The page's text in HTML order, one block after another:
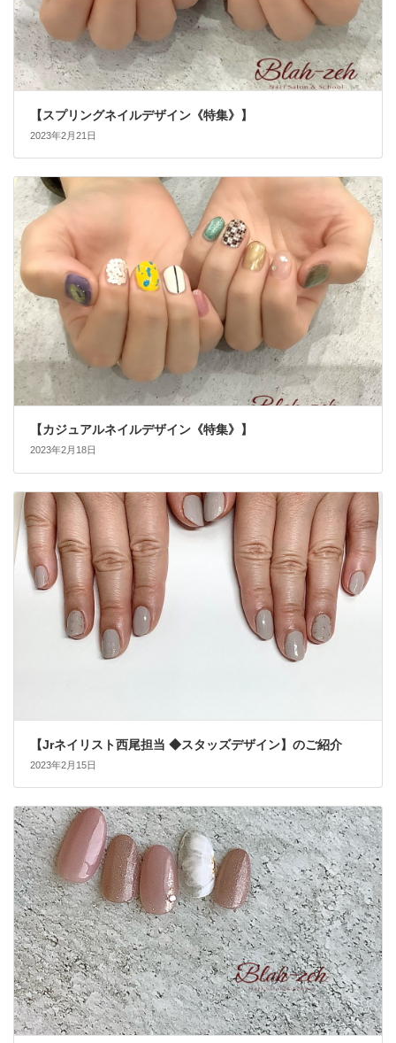
【スプリングネイルデザイン《特集》】
2023年2月21日
【カジュアルネイルデザイン《特集》】
2023年2月18日
【Jrネイリスト西尾担当 ◆スタッズデザイン】のご紹介
2023年2月15日